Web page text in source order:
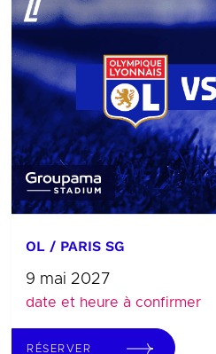
OL / PARIS SG
9 mai 2027
date et heure à confirmer
RÉSERVER